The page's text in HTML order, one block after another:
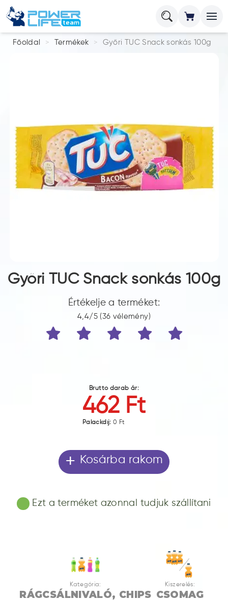
Főoldal Termékek Győri TUC Snack sonkás 100g
Győri TUC Snack sonkás 100g
Értékelje a terméket:
4,4/5 (36 vélemény)
Bruttó darab ár:
462 Ft
Palackdíj: 0 Ft
+ Kosárba rakom
Ezt a terméket azonnal tudjuk szállítani
Kategória:
RÁGCSÁLNIVALÓ, CHIPS
Kiszerelés:
CSOMAG